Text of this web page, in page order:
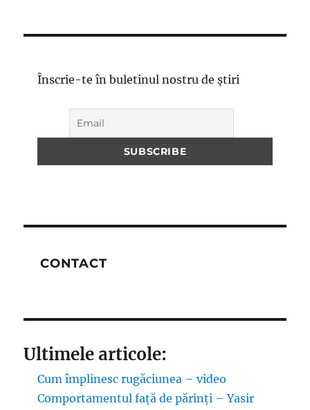
Înscrie-te în buletinul nostru de știri
CONTACT
Ultimele articole:
Cum împlinesc rugăciunea – video
Comportamentul față de părinți – Yasir